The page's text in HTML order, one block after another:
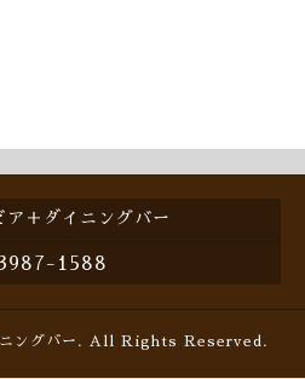
ア＋ダイニングバー
1588
ングバー . All Rights Reserved.